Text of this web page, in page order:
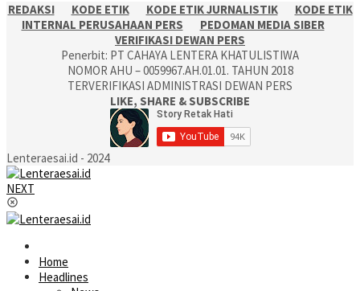
REDAKSI
KODE ETIK KODE ETIK JURNALISTIK
KODE ETIK
INTERNAL PERUSAHAAN PERS
PEDOMAN MEDIA SIBER
VERIFIKASI DEWAN PERS
Penerbit: PT CAHAYA LENTERA KHATULISTIWA
NOMOR AHU – 0059967.AH.01.01. TAHUN 2018
TERVERIFIKASI ADMINISTRASI DEWAN PERS
LIKE, SHARE & SUBSCRIBE
Lenteraesai.id - 2024
NEXT
Home
Headlines